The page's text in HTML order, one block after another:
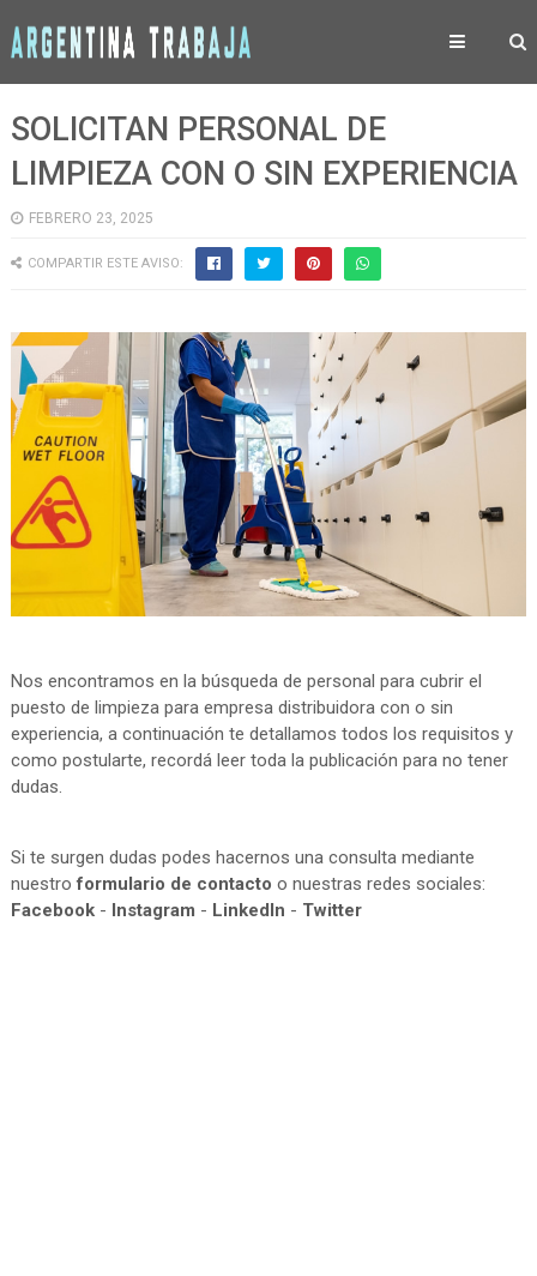
SOLICITAN PERSONAL DE
LIMPIEZA CON O SIN EXPERIENCIA
FEBRERO 23, 2025
COMPARTIR ESTE AVISO:
Nos encontramos en la búsqueda de personal para cubrir el
puesto de limpieza para empresa distribuidora con o sin
experiencia, a continuación te detallamos todos los requisitos y
como postularte, recordá leer toda la publicación para no tener
dudas.
Si te surgen dudas podes hacernos una consulta mediante
nuestroformulario de contacto o nuestras redes sociales:
Facebook- Instagram - LinkedIn - Twitter